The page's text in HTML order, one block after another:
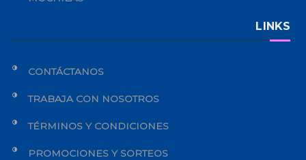
LINKS
CONTÁCTANOS
TRABAJA CON NOSOTROS
TÉRMINOS Y CONDICIONES
PROMOCIONES Y SORTEOS